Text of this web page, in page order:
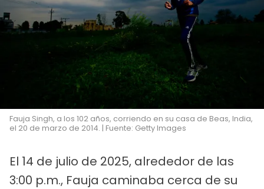
Fauja Singh, a los 102 años, corriendo en su casa de Beas, India,
el 20 de marzo de 2014. | Fuente: Getty Images
El 14 de julio de 2025, alrededor de las
3:00 p.m., Fauja caminaba cerca de su